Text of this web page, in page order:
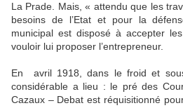
La Prade. Mais, « attendu que les
besoins de l’Etat et pour la
municipal est disposé à accepter
vouloir lui proposer l’entrepreneur.
En avril 1918, dans le froid et
considérable a lieu : le pré des
Cazaux – Debat est réquisitionné